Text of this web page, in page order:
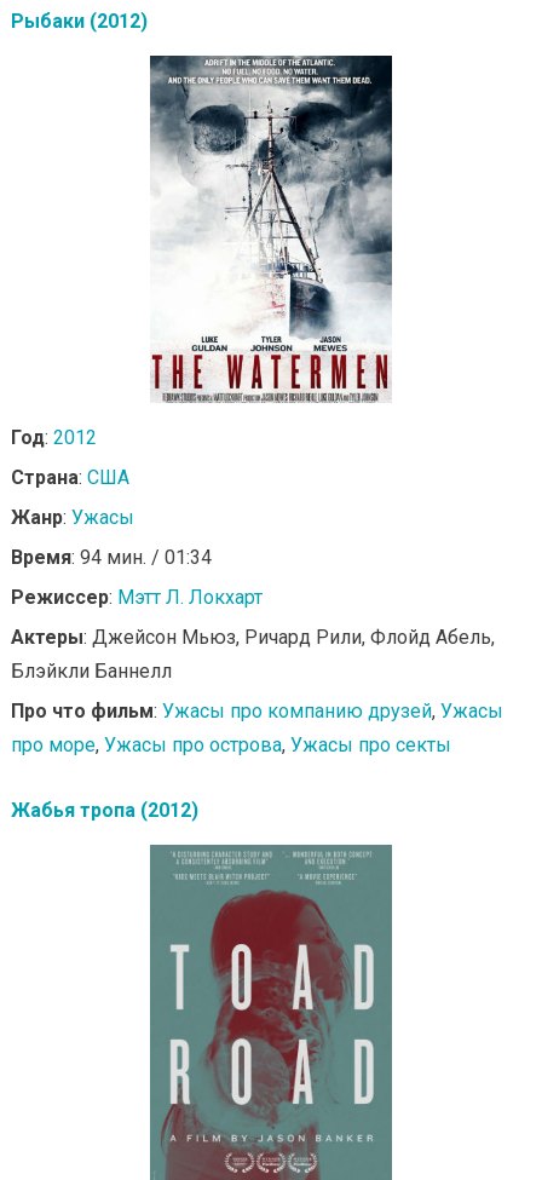
Рыбаки (2012)
Год: 2012
Страна: США
Жанр: Ужасы
Время: 94 мин. / 01:34
Режиссер: Мэтт Л. Локхарт
Актеры: Джейсон Мьюз, Ричард Рили, Флойд Абель,
Блэйкли Баннелл
Про что фильм: Ужасы про компанию друзей, Ужасы
про море, Ужасы про острова, Ужасы про секты
Жабья тропа (2012)